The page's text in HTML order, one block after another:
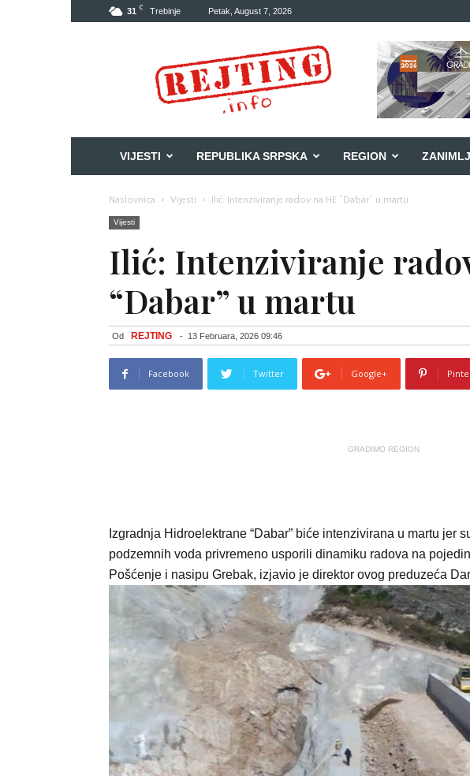
31 C Trebinje Petak, August 7, 2026
VIJESTI REPUBLIKA SRPSKA REGION
Naslovnica Vijesti Ilić: Intenziviranje radov na HE “Dabar” u martu
Vijesti
Ilić: Intenziviranje
“Dabar” u martu
Od REJTING - 13 Februara, 2026 09:46
Facebook Twitter Google+
GRADIMO REGION
Izgradnja Hidroelektrane “Dabar” biće intenzivirana u martu jer
podzemnih voda privremeno usporili dinamiku radova na
Pošćenje i nasipu Grebak, izjavio je direktor ovog preduzeća